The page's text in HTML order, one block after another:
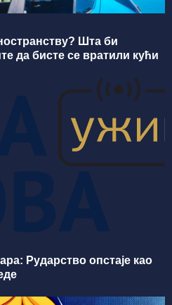
Шта би
да бисте се вратили кући
Рударство опстаје као